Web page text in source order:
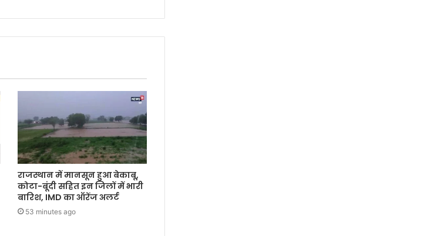
राजस्थान में मानसून हुआ बेकाबू,
कोटा-बूंदी सहित इन जिलों में भारी
बारिश, IMD का ऑरेंज अलर्ट
53 minutes ago